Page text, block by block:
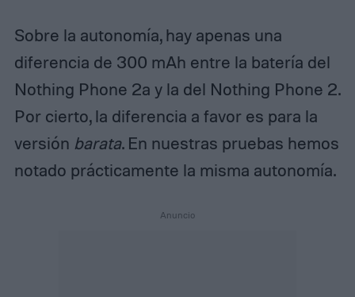
Sobre la autonomía, hay apenas una
diferencia de 300 mAh entre la batería del
Nothing Phone 2a y la del Nothing Phone 2.
Por cierto, la diferencia a favor es para la
versión barata. En nuestras pruebas hemos
notado prácticamente la misma autonomía.